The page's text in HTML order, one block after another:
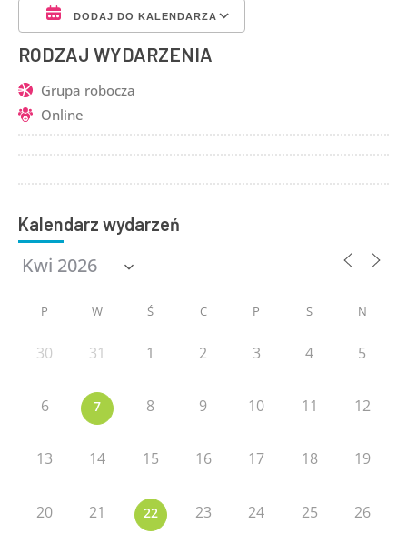
DODAJ DO KALENDARZA
Pobierz ICS
RODZAJ WYDARZENIA
Grupa robocza
Online
Kalendarz wydarzeń
P W Ś C P S N
30 31 1 2 3 4 5
6 7 8 9 10 11 12
13 14 15 16 17 18 19
20 21 22 23 24 25 26